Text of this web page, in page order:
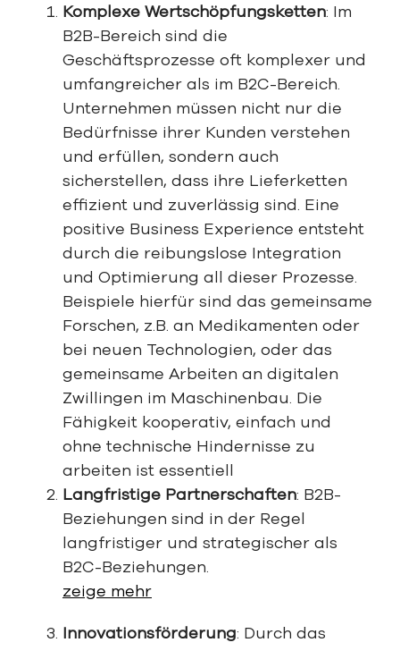
Komplexe Wertschöpfungsketten: Im
B2B-Bereich sind die
Geschäftsprozesse oft komplexer und
umfangreicher als im B2C-Bereich.
Unternehmen müssen nicht nur die
Bedürfnisse ihrer Kunden verstehen
und erfüllen, sondern auch
sicherstellen, dass ihre Lieferketten
effizient und zuverlässig sind. Eine
positive Business Experience entsteht
durch die reibungslose Integration
und Optimierung all dieser Prozesse.
Beispiele hierfür sind das gemeinsame
Forschen, z.B. an Medikamenten oder
bei neuen Technologien, oder das
gemeinsame Arbeiten an digitalen
Zwillingen im Maschinenbau. Die
Fähigkeit kooperativ, einfach und
ohne technische Hindernisse zu
arbeiten ist essentiell
Langfristige Partnerschaften: B2B-
Beziehungen sind in der Regel
langfristiger und strategischer als
B2C-Beziehungen.
zeige mehr
Innovationsförderung: Durch das